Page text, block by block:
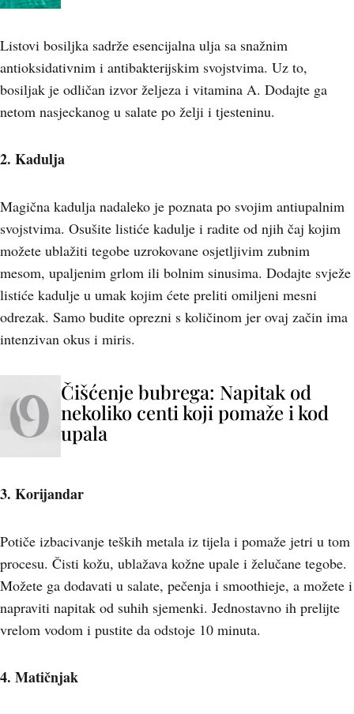
Listovi bosiljka sadrže esencijalna ulja sa snažnim
antioksidativnim i antibakterijskim svojstvima. Uz to,
bosiljak je odličan izvor željeza i vitamina A. Dodajte ga
netom nasjeckanog u salate po želji i tjesteninu.
2. Kadulja
Magična kadulja nadaleko je poznata po svojim antiupalnim
svojstvima. Osušite listiće kadulje i radite od njih čaj kojim
možete ublažiti tegobe uzrokovane osjetljivim zubnim
mesom, upaljenim grlom ili bolnim sinusima. Dodajte svježe
listiće kadulje u umak kojim ćete preliti omiljeni mesni
odrezak. Samo budite oprezni s količinom jer ovaj začin ima
intenzivan okus i miris.
Čišćenje bubrega: Napitak od
nekoliko centi koji pomaže i kod
upala
3. Korijandar
Potiče izbacivanje teških metala iz tijela i pomaže jetri u tom
procesu. Čisti kožu, ublažava kožne upale i želučane tegobe.
Možete ga dodavati u salate, pečenja i smoothieje, a možete i
napraviti napitak od suhih sjemenki. Jednostavno ih prelijte
vrelom vodom i pustite da odstoje 10 minuta.
4. Matičnjak